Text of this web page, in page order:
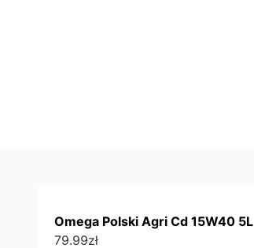
Omega Polski Agri Cd 15W40 5L
79.99zł